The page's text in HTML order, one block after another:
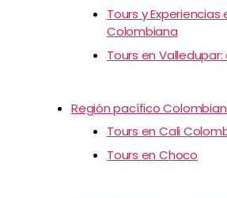
Tours y Experiencias
Colombiana
Tours en
Región pacífico
Tours en Cali
Tours en Choco